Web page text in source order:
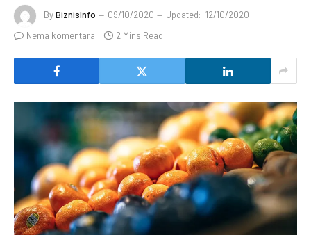
ByBiznisInfo 09/10/2020 Updated: 12/10/2020
Nema komentara
2 Mins Read